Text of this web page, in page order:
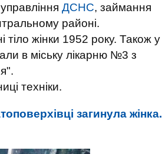
ДСНС, займання
районі.
тіло жінки 1952 року. Також у
в міську лікарню №3 з
техніки.
загинула жінка.